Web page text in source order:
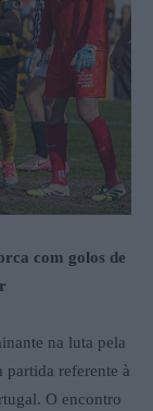
com golos de
na luta pela
partida referente à
O encontro